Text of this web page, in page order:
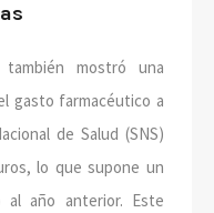
mostró una
gasto farmacéutico a
de Salud (SNS)
lo que supone un
al año anterior. Este